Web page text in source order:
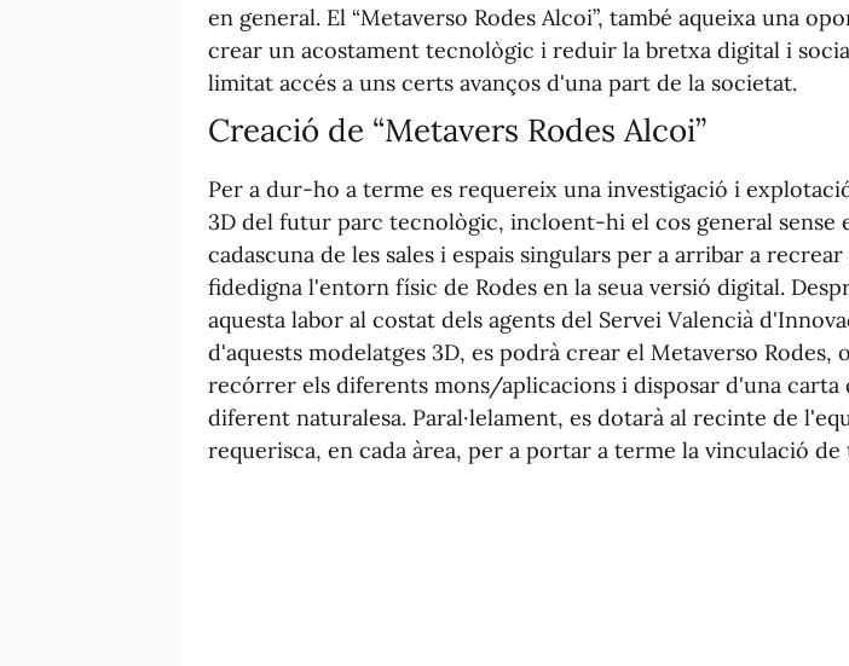
en general. El “Metaverso Rodes Alcoi”, també aqueixa una
crear un acostament tecnològic i reduir la bretxa digital i
limitat accés a uns certs avanços d'una part de la societat.
Creació de “Metavers Rodes Alcoi”
Per a dur-ho a terme es requereix una investigació i
3D del futur parc tecnològic, incloent-hi el cos general sense
cadascuna de les sales i espais singulars per a arribar a
fidedigna l'entorn físic de Rodes en la seua versió digital.
aquesta labor al costat dels agents del Servei Valencià
d'aquests modelatges 3D, es podrà crear el Metaverso Rodes,
recórrer els diferents mons/aplicacions i disposar d'una carta
diferent naturalesa. Paral·lelament, es dotarà al recinte de
requerisca, en cada àrea, per a portar a terme la vinculació de